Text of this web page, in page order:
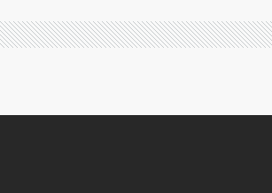
Smart Enabled / 4.1 Năng
Không